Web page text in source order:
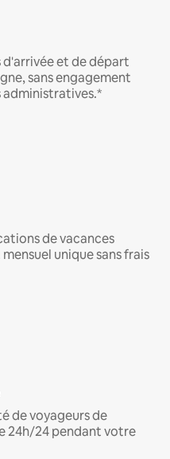
d'arrivée et de départ
sans engagement
de vacances
unique sans frais
de voyageurs de
24h/24 pendant votre